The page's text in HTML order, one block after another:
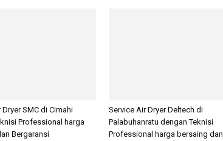
SMC di Cimahi
Professional harga
Bergaransi
Service Air Dryer Deltech di
Palabuhanratu dengan Teknisi
Professional harga bersaing dan